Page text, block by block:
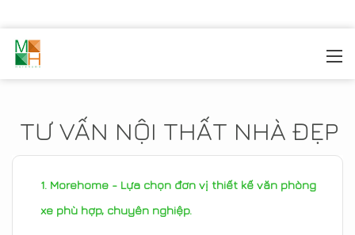
TƯ VẤN NỘI THẤT NHÀ ĐẸP
Morehome - Lựa chọn đơn vị thiết kế văn phòng
xe phù hợp, chuyên nghiệp.